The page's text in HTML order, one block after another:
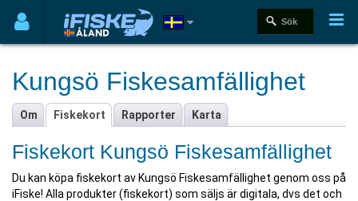
Kungsö Fiskesamfällighet
Om Fiskekort Rapporter Karta
Fiskekort Kungsö Fiskesamfällighet
Du kan köpa fiskekort av Kungsö Fiskesamfällighet genom oss på
iFiske! Alla produkter (fiskekort) som säljs är digitala, dvs det och